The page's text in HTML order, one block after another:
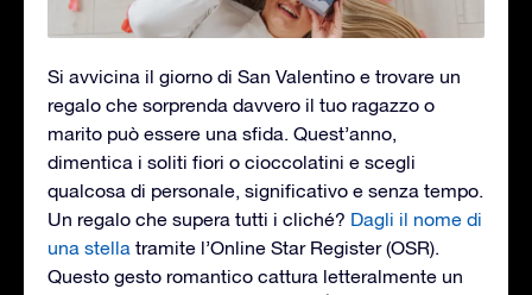
Si avvicina il giorno di San Valentino e trovare un
regalo che sorprenda davvero il tuo ragazzo o
marito può essere una sfida. Quest’anno,
dimentica i soliti fiori o cioccolatini e scegli
qualcosa di personale, significativo e senza tempo.
Un regalo che supera tutti i cliché? Dagli il nome di
una stella tramite l’Online Star Register (OSR).
Questo gesto romantico cattura letteralmente un